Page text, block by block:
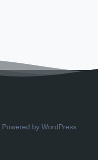
Powered by WordPress